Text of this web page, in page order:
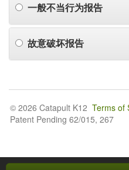
一般不当行为报告
故意破坏报告
© 2026 Catapult K12 Terms of
Patent Pending 62/015, 267